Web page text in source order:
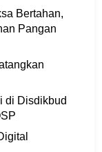
Bertahan,
Pangan
di Disdikbud